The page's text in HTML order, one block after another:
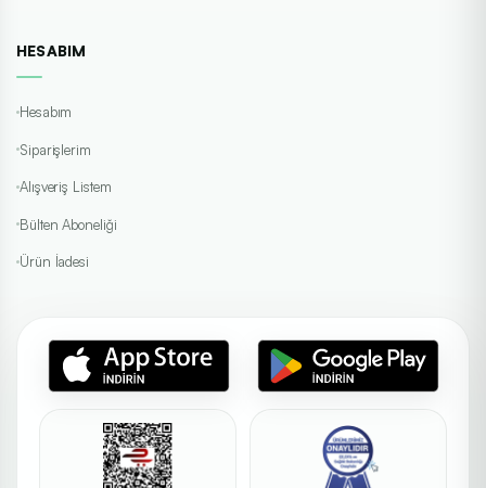
HESABIM
Hesabım
Siparişlerim
Alışveriş Listem
Bülten Aboneliği
Ürün İadesi